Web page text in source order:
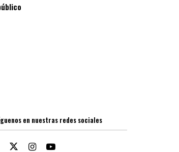
en nuestras redes sociales